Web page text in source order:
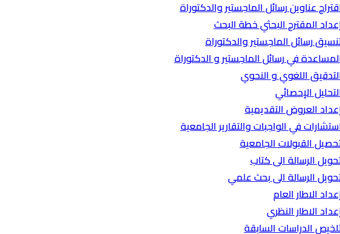
عناوين رسائل الماجستير والدكتوراة
المقترح البحثي خطة البحث
رسائل الماجستير والدكتوراة
في رسائل الماجستير و الدكتوراة
اللغوي و النحوي
الإحصائي
العروض التقديمية
في الواجبات والتقارير الجامعية
القبولات الجامعية
الرسالة الى كتاب
الرسالة الى بحث علمي
الاطار العام
الاطار النظري
الدراسات السابقة